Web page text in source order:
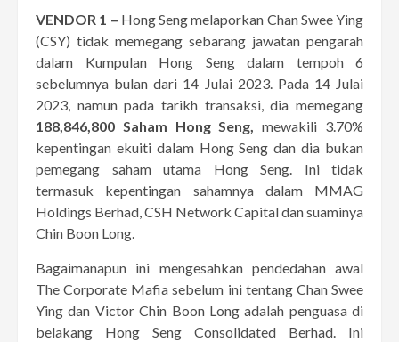
VENDOR 1 – Hong Seng melaporkan Chan Swee Ying
(CSY) tidak memegang sebarang jawatan pengarah
dalam Kumpulan Hong Seng dalam tempoh 6
sebelumnya bulan dari 14 Julai 2023. Pada 14 Julai
2023, namun pada tarikh transaksi, dia memegang
188,846,800 Saham Hong Seng,mewakili 3.70%
kepentingan ekuiti dalam Hong Seng dan dia bukan
pemegang saham utama Hong Seng. Ini tidak
termasuk kepentingan sahamnya dalam MMAG
Holdings Berhad, CSH Network Capital dan suaminya
Chin Boon Long.
Bagaimanapun ini mengesahkan pendedahan awal
The Corporate Mafia sebelum ini tentang Chan Swee
Ying dan Victor Chin Boon Long adalah penguasa di
belakang Hong Seng Consolidated Berhad. Ini